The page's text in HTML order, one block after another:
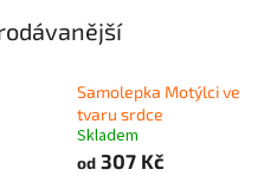
Samolepka Motýlci ve
tvaru srdce
Skladem
od 307 Kč